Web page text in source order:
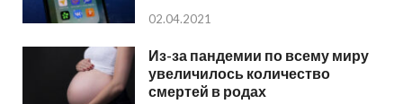
02.04.2021
Из-за пандемии по всему миру
увеличилось количество
смертей в родах